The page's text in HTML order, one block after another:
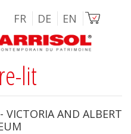
FR DE EN Image
lit
VICTORIA AND ALBERT